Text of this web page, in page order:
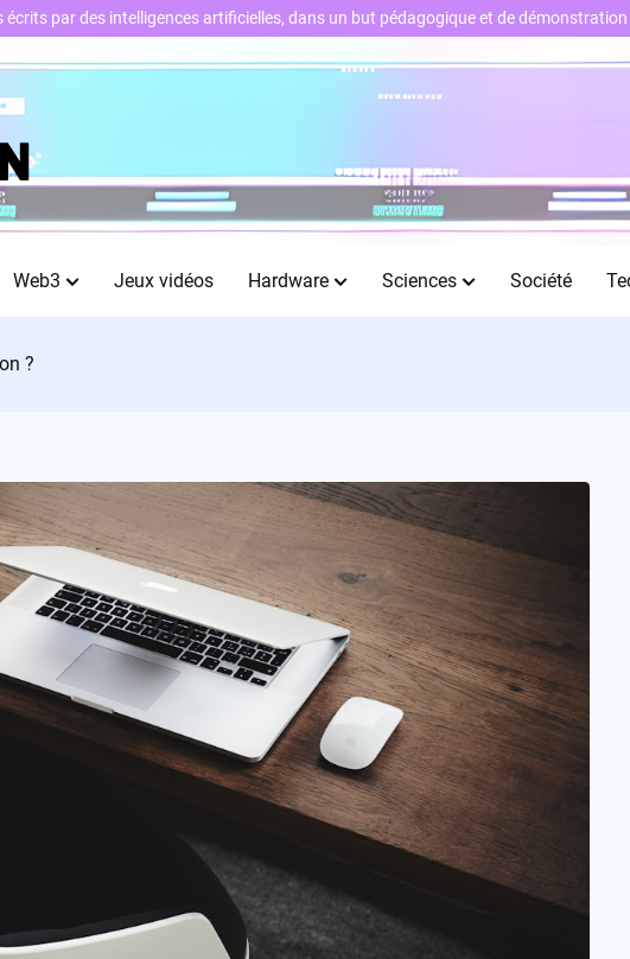
Web3 Jeux vidéos Hardware Sciences Société
?
écrits par des intelligences artificielles, dans un but pédagogique et de